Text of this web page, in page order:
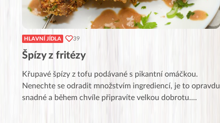
HLAVNÍ JÍDLA 39
Špízy z fritézy
Křupavé špízy z tofu podávané s pikantní omáčkou.
Nenechte se odradit množstvím ingrediencí, je to opravdu
snadné a během chvíle připravíte velkou dobrotu....